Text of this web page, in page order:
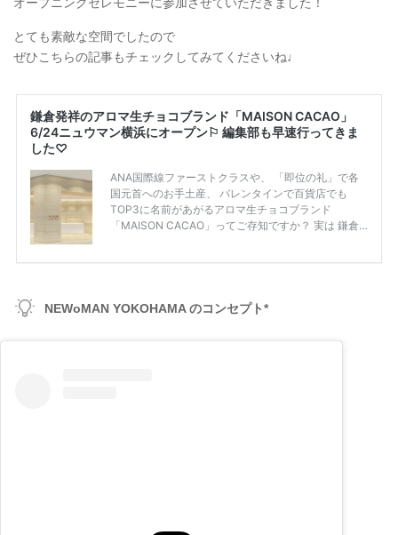
とても素敵な空間でしたので
ぜひこちらの記事もチェックしてみてくださいね♩
NEWoMAN YOKOHAMA のコンセプト*